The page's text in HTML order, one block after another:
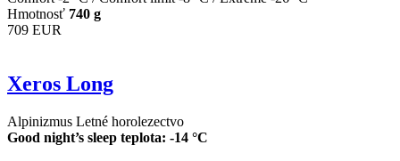
Hmotnosť 740 g
709 EUR
Xeros Long
Alpinizmus Letné horolezectvo
Good night’s sleep teplota: -14 °C